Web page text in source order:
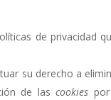
de privacidad
su derecho a
de lascookies